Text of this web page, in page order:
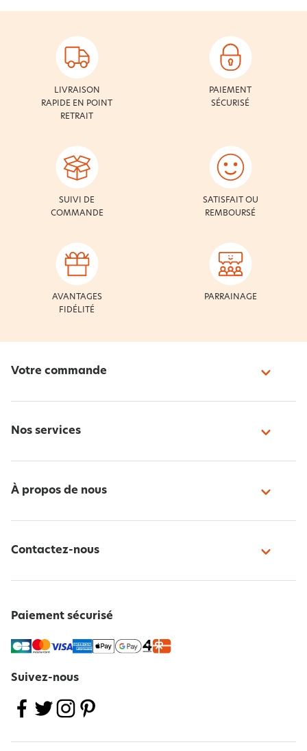
LIVRAISON
RAPIDE EN POINT
RETRAIT
PAIEMENT
SÉCURISÉ
SUIVI DE
COMMANDE
SATISFAIT OU
REMBOURSÉ
AVANTAGES
FIDÉLITÉ
PARRAINAGE
Votre commande
Nos services
À propos de nous
Contactez-nous
Paiement sécurisé
Suivez-nous